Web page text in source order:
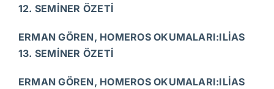
12. SEMİNER ÖZETİ
ERMAN GÖREN, HOMEROS OKUMALARI:ILİAS
13. SEMİNER ÖZETİ
ERMAN GÖREN, HOMEROS OKUMALARI:ILİAS